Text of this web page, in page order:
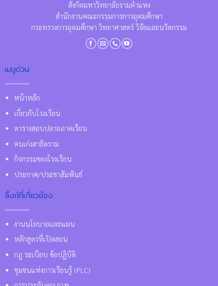
สังกัดมหาวิทยาลัยรามคำแหง
สำนักงานคณะกรรมการการอุดมศึกษา
กระทรวงการอุดมศึกษา วิทยาศาสตร์ วิจัยและนวัตกรรม
เมนูด่วน
หน้าหลัก
เกี่ยวกับโรงเรียน
ตารางสอบปลายภาคเรียน
คนเก่งสาธิตราม
กิจกรรมของโรงเรียน
ประกาศ/ประชาสัมพันธ์
ลิ้งก์ที่เกี่ยวข้อง
งานนโยบายและแผน
หลักสูตรที่เปิดสอน
กฎ ระเบียบ ข้อปฏิบัติ
ชุมชนแห่งการเรียนรู้ (PLC)